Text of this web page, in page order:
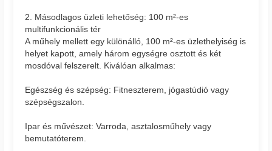
2. Másodlagos üzleti lehetőség: 100 m²-es
multifunkcionális tér
A műhely mellett egy különálló, 100 m²-es üzlethelyiség is
helyet kapott, amely három egységre osztott és két
mosdóval felszerelt. Kiválóan alkalmas:
Egészség és szépség: Fitneszterem, jógastúdió vagy
szépségszalon.
Ipar és művészet: Varroda, asztalosműhely vagy
bemutatóterem.